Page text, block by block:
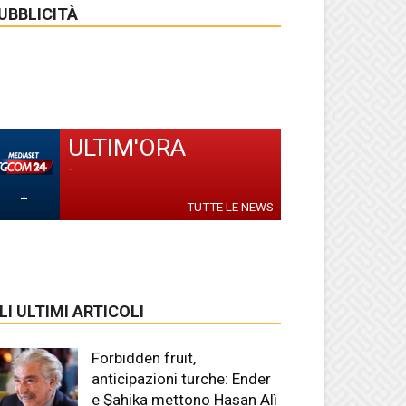
-
ULTIM'ORA
-
TUTTE LE NEWS
ULTIMI ARTICOLI
Forbidden fruit,
anticipazioni turche: Ender
e Şahika mettono Hasan Alì